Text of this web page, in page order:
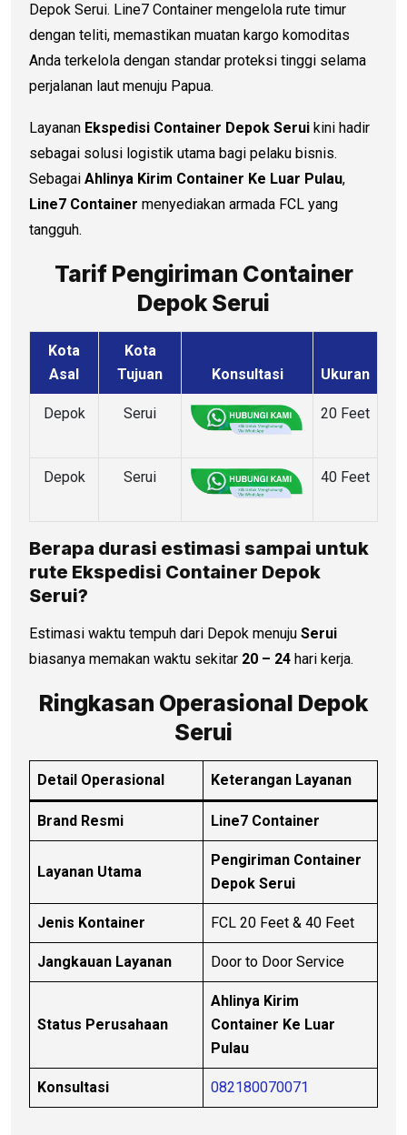
Depok Serui. Line7 Container mengelola rute timur
dengan teliti, memastikan muatan kargo komoditas
Anda terkelola dengan standar proteksi tinggi selama
perjalanan laut menuju Papua.
Layanan Ekspedisi Container Depok Serui kini hadir
sebagai solusi logistik utama bagi pelaku bisnis.
Sebagai Ahlinya Kirim Container Ke Luar Pulau,
Line7 Container menyediakan armada FCL yang
tangguh.
Tarif Pengiriman Container
Depok Serui
Kota
Asal
Kota
Tujuan
Konsultasi Ukuran
Depok Serui 20 Feet
Depok Serui 40 Feet
Berapa durasi estimasi sampai untuk
rute Ekspedisi Container Depok
Serui?
Estimasi waktu tempuh dari Depok menuju Serui
biasanya memakan waktu sekitar 20 – 24 hari kerja.
Ringkasan Operasional Depok
Serui
Detail Operasional Keterangan Layanan
Brand Resmi Line7 Container
Layanan Utama
Pengiriman Container
Depok Serui
Jenis Kontainer FCL 20 Feet & 40 Feet
Jangkauan Layanan Door to Door Service
Status Perusahaan
Ahlinya Kirim
Container Ke Luar
Pulau
Konsultasi 082180070071